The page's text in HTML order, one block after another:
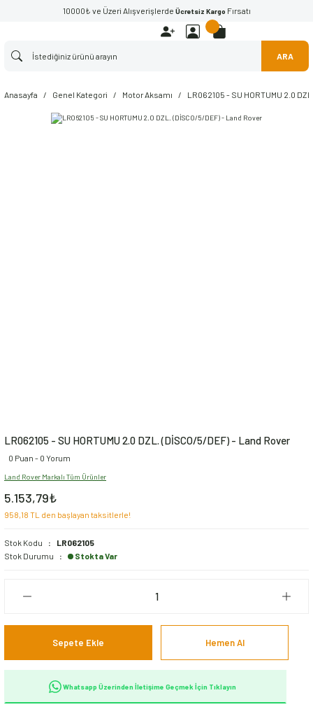
10000₺ ve Üzeri Alışverişlerde Ücretsiz Kargo Fırsatı
ARA
Anasayfa Genel Kategori Motor Aksamı LR062105 - SU HORTUMU 2.0
LR062105 - SU HORTUMU 2.0 DZL. (DİSCO/5/DEF) - Land Rover
0 Puan - 0 Yorum
Land Rover Markalı Tüm Ürünler
5.153,79₺
958,18 TL den başlayan taksitlerle!
Stok Kodu
LR062105
Stok Durumu
Stokta Var
Sepete Ekle Hemen Al
Whatsapp Üzerinden İletişime Geçmek İçin Tıklayın